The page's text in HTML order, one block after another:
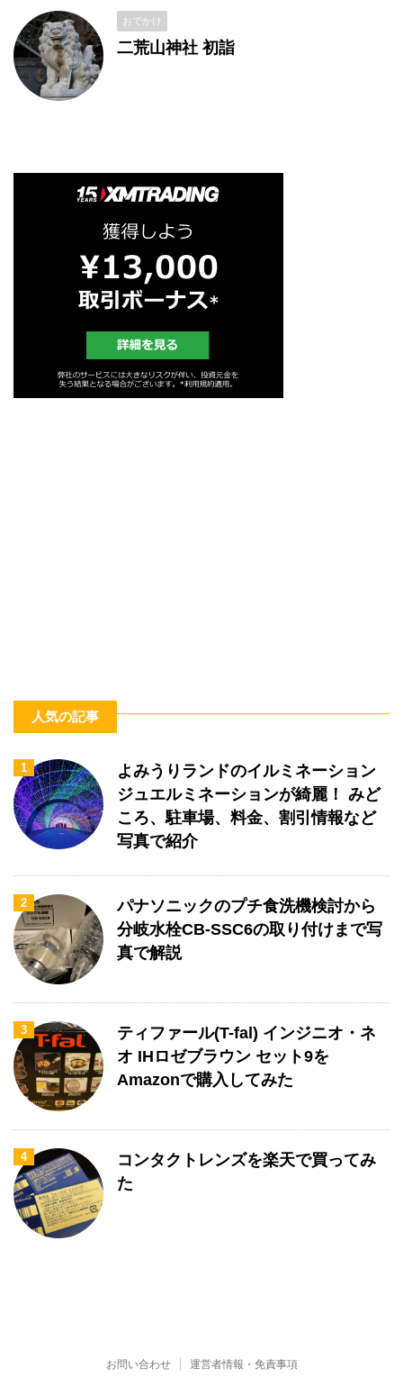
おでかけ
二荒山神社 初詣
人気の記事
1
よみうりランドのイルミネーション
ジュエルミネーションが綺麗！ みど
ころ、駐車場、料金、割引情報など
写真で紹介
2
パナソニックのプチ食洗機検討から
分岐水栓CB-SSC6の取り付けまで写
真で解説
3
ティファール(T-fal) インジニオ・ネ
オ IHロゼブラウン セット9を
Amazonで購入してみた
4
コンタクトレンズを楽天で買ってみ
た
お問い合わせ 運営者情報・免責事項